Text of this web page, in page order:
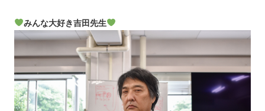
みんな大好き吉田先生